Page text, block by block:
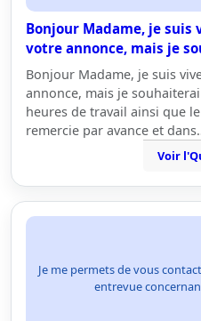
Bonjour Madame, je
votre annonce, mais je
Bonjour Madame, je suis
annonce, mais je
heures de travail ainsi que
remercie par avance et
Voir
Je me permets de vous
entrevue